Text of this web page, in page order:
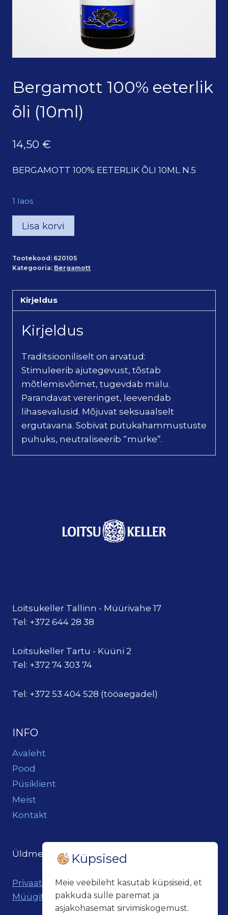
Bergamott 100% eeterlik
õli (10ml)
14,50 €
BERGAMOTT 100% EETERLIK ÕLI 10ML N.5
1 laos
Bergamott
100%
õli
kogus
Lisa korvi
Tootekood: 620105
Kategooria: Bergamott
Kirjeldus
Kirjeldus
Traditsiooniliselt on arvatud:
Stimuleerib ajutegevust, tõstab
mõtlemisvõimet, tugevdab mälu.
Parandavat vereringet, leevendab
lihasevalusid. Mõjuvat seksuaalselt
ergutavana. Sobivat putukahammustuste
puhuks, neutraliseerib “mürke”.
Loitsukeller Tallinn - Müürivahe 17
Tel: +372 644 28 38
Loitsukeller Tartu - Küüni 2
Tel: +372 74 303 74
Tel: +372 53 404 528 (tööaegadel)
INFO
Avaleht
Pood
Püsiklient
Meist
Kontakt
Üldmeil: loits@loitsukeller.ee
Privaatsuspoliitika
Müügitingimused
Küpsised
Meie veebileht kasutab küpsiseid, et
pakkuda sulle paremat ja
asjakohasemat sirvimiskogemust.